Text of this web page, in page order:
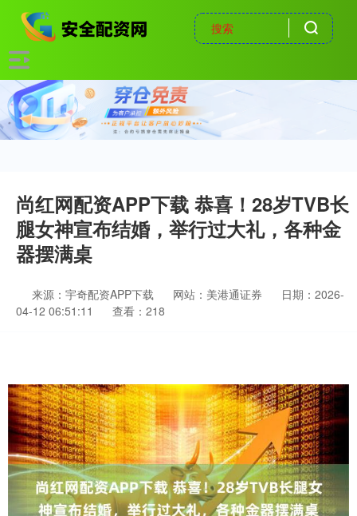
尚红网配资APP下载 恭喜！28岁TVB长
腿女神宣布结婚，举行过大礼，各种金
器摆满桌
来源：宇奇配资APP下载 网站：美港通证券
日期：2026-
04-12 06:51:11
查看：218